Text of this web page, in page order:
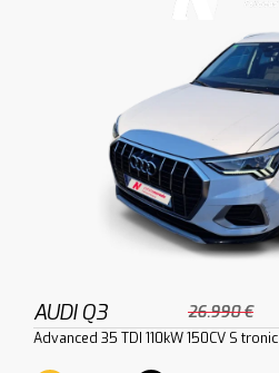
AUDI Q3 26.990 €
Advanced 35 TDI 110kW 150CV S tronic